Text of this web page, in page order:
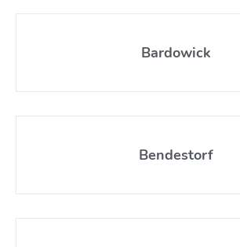
Bardowick
Bendestorf